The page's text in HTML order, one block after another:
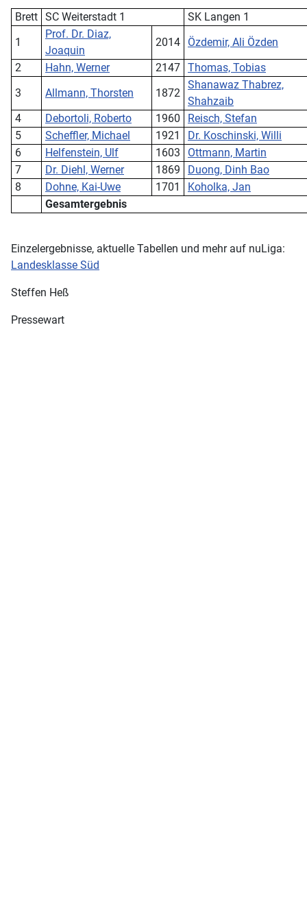
Brett SC Weiterstadt 1
SK Langen 1
1
Prof. Dr. Diaz,
Joaquin
2014
Özdemir, Ali Özden
2
Hahn, Werner 2147 Thomas, Tobias
3
Allmann, Thorsten 1872
Shanawaz Thabrez,
Shahzaib
4
Debortoli, Roberto 1960
Reisch, Stefan
5
Scheffler, Michael 1921
Dr. Koschinski, Willi
6
Helfenstein, Ulf 1603
Ottmann, Martin
7
Dr. Diehl, Werner 1869
Duong, Dinh Bao
8
Dohne, Kai-Uwe 1701
Koholka, Jan
Gesamtergebnis
Einzelergebnisse, aktuelle Tabellen und mehr auf nuLiga:
Landesklasse Süd
Steffen Heß
Pressewart